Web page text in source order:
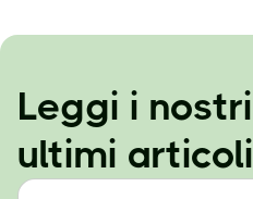
Leggi i nostri
ultimi articoli